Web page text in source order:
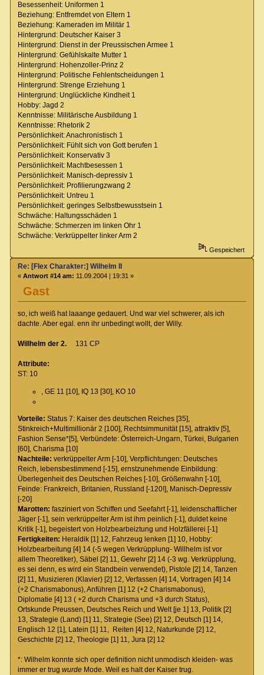
Besessenheit: Uniformen 1
Beziehung: Entfremdet von Eltern 1
Beziehung: Kameraden im Militär 1
Hintergrund: Deutscher Kaiser 3
Hintergrund: Dienst in der Preussischen Armee 1
Hintergrund: Gefühlskalte Mutter 1
Hintergrund: Hohenzoller-Prinz 2
Hintergrund: Politische Fehlentscheidungen 1
Hintergrund: Strenge Erziehung 1
Hintergrund: Unglückliche Kindheit 1
Hobby: Jagd 2
Kenntnisse: Militärische Ausbildung 1
Kenntnisse: Rhetorik 2
Persönlichkeit: Anachronistisch 1
Persönlichkeit: Fühlt sich von Gott berufen 1
Persönlichkeit: Konservativ 3
Persönlichkeit: Machtbesessen 1
Persönlichkeit: Manisch-depressiv 1
Persönlichkeit: Profilierungzwang 2
Persönlichkeit: Untreu 1
Persönlichkeit: geringes Selbstbewusstsein 1
Schwäche: Haltungsschäden 1
Schwäche: Schmerzen im linken Ohr 1
Schwäche: Verkrüppelter linker Arm 2
Gespeichert
Gast
Re: [Flex Charakter:] Wilhelm II
« Antwort #14 am: 11.09.2004 | 19:31 »
so, ich weiß hat laaange gedauert. Und war viel schwerer, als ich
dachte. Aber egal. enn ihr unbedingt wollt, der Willy.
Willhelm der 2.131 CP
Attribute:
ST: 10
, GE 11 [10], IQ 13 [30], KO 10
Vorteile: Status 7: Kaiser des deutschen Reiches [35],
Stinkreich+Multimillionär 2 [100], Rechtsimmunität [15], attraktiv [5],
Fashion Sense*[5], Verbündete: Österreich-Ungarn, Türkei, Bulgarien
[60], Charisma [10]
Nachteile: verkrüppelter Arm [-10], Verpflichtungen: Deutsches
Reich, lebensbestimmend [-15], ernstzunehmende Einbildung:
Überlegenheit des Deutschen Reiches [-10], Größenwahn [-10],
Feinde: Frankreich, Britanien, Russland [-120!], Manisch-Depressiv
[-20]
Marotten: fasziniert von Schiffen und Seefahrt [-1], leidenschaftlicher
Jäger [-1], sein verkrüppelter Arm ist ihm peinlich [-1], duldet keine
Kritik [-1], begeistert von Holzbearbeiztung und Holzfällerei [-1]
Fertigkeiten: Heraldik [1] 12, Fahrzeug lenken [1] 10, Hobby:
Holzbearbeitung [4] 14 (-5 wegen Verkrüpplung- Willhelm ist vor
allem Theoretiker), Säbel [2] 11, Gewehr [2] 14 (-3 wg. Verkrüpplung,
es sei denn, es wird ein Standbein verwendet), Pistole [2] 14, Tanzen
[2] 11, Musizieren (Klavier) [2] 12, Verfassen [4] 14, Vortragen [4] 14
(+2 Charismabonus), Anführen [1] 12 (+2 Charismabonus),
Diplomatie [4] 13 ( +2 durch Charisma und +3 durch Status),
Ortskunde Preussen, Deutsches Reich und Welt [je 1] 13, Politik [2]
13, Strategie (Land) [1] 11, Strategie (See) [2] 12, Deutsch [1] 14,
Englisch 12 [1], Latein [1] 11, Reiten [4] 12, Naturkunde [2] 12,
Geschichte [2] 12, Theologie [1] 11, Jura [2] 12
*: Wilhelm konnte sich oper definition nicht unmodisch kleiden- was
immer er trug wurde Mode. Weil es halt der Kaiser trug.